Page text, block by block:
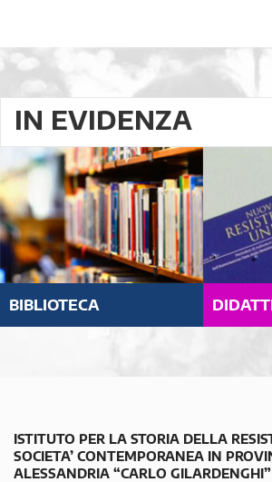
IN EVIDENZA
BIBLIOTECA
ISTITUTO PER LA STORIA DELLA
SOCIETA’ CONTEMPORANEA IN
ALESSANDRIA “CARLO GILARDENGHI”